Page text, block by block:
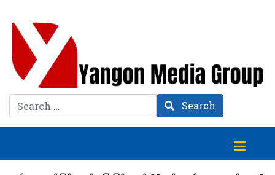
Search Search